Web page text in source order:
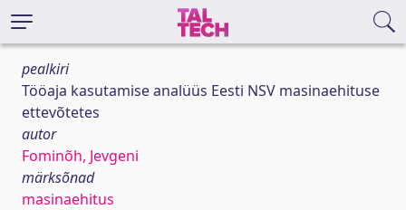
pealkiri
Tööaja kasutamise analüüs Eesti NSV masinaehituse
ettevõtetes
autor
Fominõh, Jevgeni
märksõnad
masinaehitus